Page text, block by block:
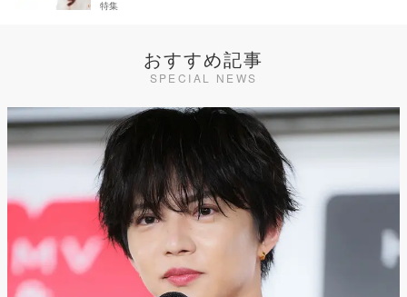
特集
おすすめ記事
SPECIAL NEWS